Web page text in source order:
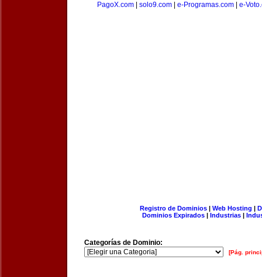
PagoX.com
solo9.com e-Programas.com e-
Registro de Dominios| Web Hosting |
Dominios Expirados | Industrias |
Categorías de Dominio:
[Pág.